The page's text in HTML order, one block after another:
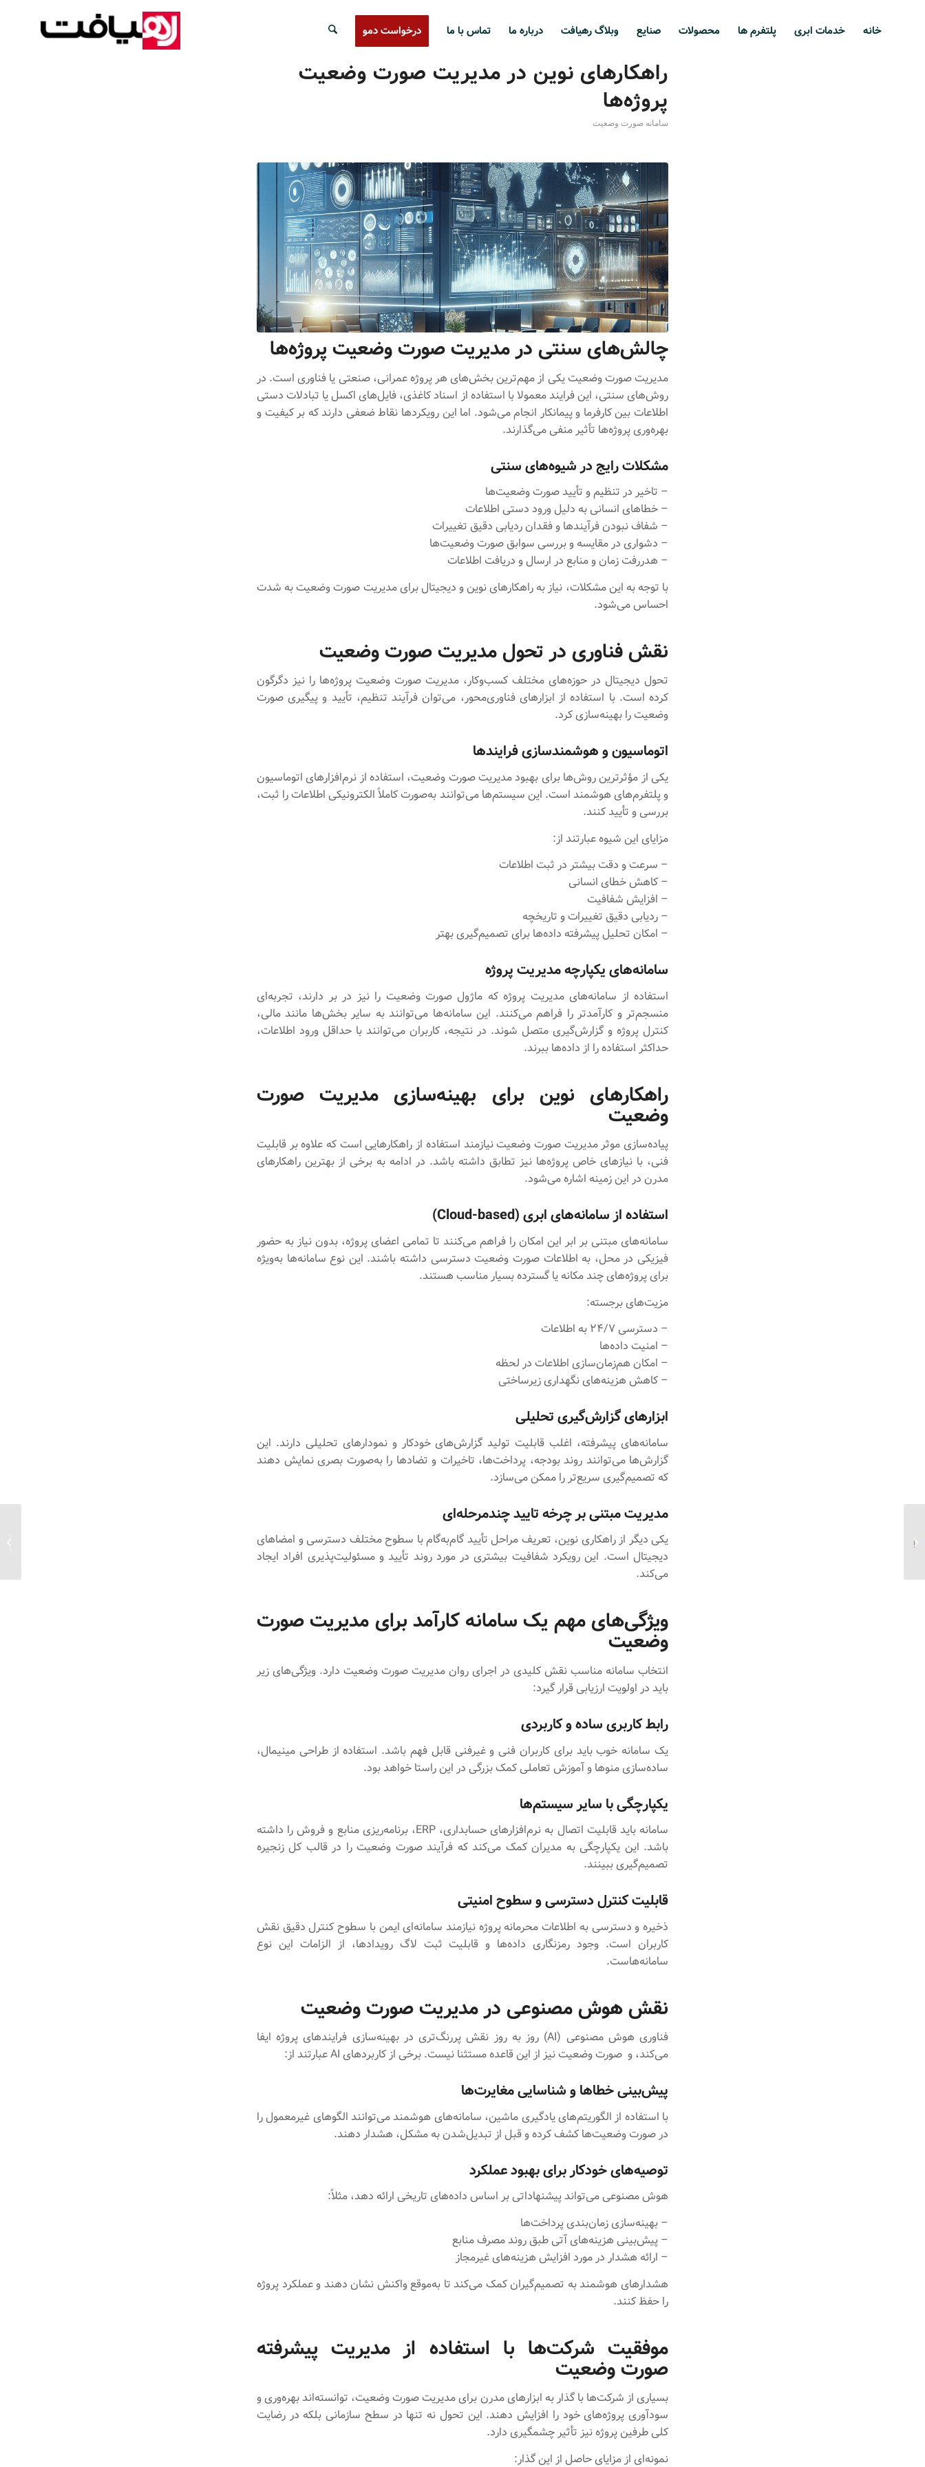
خانه خدمات ابری پلتفرم ها محصولات صنایع وبلاگ رهیافت درباره ما تماس با ما درخواست دمو
راهکارهای نوین در مدیریت صورت وضعیت
پروژه‌ها
سامانه صورت وضعیت
چالش‌های سنتی در مدیریت صورت وضعیت پروژه‌ها
مدیریت صورت وضعیت یکی از مهم‌ترین بخش‌های هر پروژه عمرانی، صنعتی یا فناوری است. در
روش‌های سنتی، این فرایند معمولا با استفاده از اسناد کاغذی، فایل‌های اکسل یا تبادلات دستی
اطلاعات بین کارفرما و پیمانکار انجام می‌شود. اما این رویکردها نقاط ضعفی دارند که بر کیفیت و
بهره‌وری پروژه‌ها تأثیر منفی می‌گذارند.
مشکلات رایج در شیوه‌های سنتی
– تاخیر در تنظیم و تأیید صورت وضعیت‌ها
– خطاهای انسانی به دلیل ورود دستی اطلاعات
– شفاف نبودن فرآیندها و فقدان ردیابی دقیق تغییرات
– دشواری در مقایسه و بررسی سوابق صورت وضعیت‌ها
– هدررفت زمان و منابع در ارسال و دریافت اطلاعات
با توجه به این مشکلات، نیاز به راهکارهای نوین و دیجیتال برای مدیریت صورت وضعیت به شدت
احساس می‌شود.
نقش فناوری در تحول مدیریت صورت وضعیت
تحول دیجیتال در حوزه‌های مختلف کسب‌وکار، مدیریت صورت وضعیت پروژه‌ها را نیز دگرگون
کرده است. با استفاده از ابزارهای فناوری‌محور، می‌توان فرآیند تنظیم، تأیید و پیگیری صورت
وضعیت را بهینه‌سازی کرد.
اتوماسیون و هوشمندسازی فرایندها
یکی از مؤثرترین روش‌ها برای بهبود مدیریت صورت وضعیت، استفاده از نرم‌افزارهای اتوماسیون
و پلتفرم‌های هوشمند است. این سیستم‌ها می‌توانند به‌صورت کاملاً الکترونیکی اطلاعات را ثبت،
بررسی و تأیید کنند.
مزایای این شیوه عبارتند از:
– سرعت و دقت بیشتر در ثبت اطلاعات
– کاهش خطای انسانی
– افزایش شفافیت
– ردیابی دقیق تغییرات و تاریخچه
– امکان تحلیل پیشرفته داده‌ها برای تصمیم‌گیری بهتر
سامانه‌های یکپارچه مدیریت پروژه
استفاده از سامانه‌های مدیریت پروژه که ماژول صورت وضعیت را نیز در بر دارند، تجربه‌ای
منسجم‌تر و کارآمدتر را فراهم می‌کنند. این سامانه‌ها می‌توانند به سایر بخش‌ها مانند مالی،
کنترل پروژه و گزارش‌گیری متصل شوند. در نتیجه، کاربران می‌توانند با حداقل ورود اطلاعات،
حداکثر استفاده را از داده‌ها ببرند.
راهکارهای نوین برای بهینه‌سازی مدیریت صورت
وضعیت
پیاده‌سازی موثر مدیریت صورت وضعیت نیازمند استفاده از راهکارهایی است که علاوه بر قابلیت
فنی، با نیازهای خاص پروژه‌ها نیز تطابق داشته باشد. در ادامه به برخی از بهترین راهکارهای
مدرن در این زمینه اشاره می‌شود.
استفاده از سامانه‌های ابری (Cloud-based)
سامانه‌های مبتنی بر ابر این امکان را فراهم می‌کنند تا تمامی اعضای پروژه، بدون نیاز به حضور
فیزیکی در محل، به اطلاعات صورت وضعیت دسترسی داشته باشند. این نوع سامانه‌ها به‌ویژه
برای پروژه‌های چند مکانه یا گسترده بسیار مناسب هستند.
مزیت‌های برجسته:
– دسترسی ۲۴/۷ به اطلاعات
– امنیت داده‌ها
– امکان هم‌زمان‌سازی اطلاعات در لحظه
– کاهش هزینه‌های نگهداری زیرساختی
ابزارهای گزارش‌گیری تحلیلی
سامانه‌های پیشرفته، اغلب قابلیت تولید گزارش‌های خودکار و نمودارهای تحلیلی دارند. این
گزارش‌ها می‌توانند روند بودجه، پرداخت‌ها، تاخیرات و تضادها را به‌صورت بصری نمایش دهند
که تصمیم‌گیری سریع‌تر را ممکن می‌سازد.
مدیریت مبتنی بر چرخه تایید چندمرحله‌ای
یکی دیگر از راهکاری نوین، تعریف مراحل تأیید گام‌به‌گام با سطوح مختلف دسترسی و امضاهای
دیجیتال است. این رویکرد شفافیت بیشتری در مورد روند تأیید و مسئولیت‌پذیری افراد ایجاد
می‌کند.
ویژگی‌های مهم یک سامانه کارآمد برای مدیریت صورت
وضعیت
انتخاب سامانه مناسب نقش کلیدی در اجرای روان مدیریت صورت وضعیت دارد. ویژگی‌های زیر
باید در اولویت ارزیابی قرار گیرد:
رابط کاربری ساده و کاربردی
یک سامانه خوب باید برای کاربران فنی و غیرفنی قابل فهم باشد. استفاده از طراحی مینیمال،
ساده‌سازی منوها و آموزش تعاملی کمک بزرگی در این راستا خواهد بود.
یکپارچگی با سایر سیستم‌ها
سامانه باید قابلیت اتصال به نرم‌افزارهای حسابداری، ERP، برنامه‌ریزی منابع و فروش را داشته
باشد. این یکپارچگی به مدیران کمک می‌کند که فرآیند صورت وضعیت را در قالب کل زنجیره
تصمیم‌گیری ببینند.
قابلیت کنترل دسترسی و سطوح امنیتی
ذخیره و دسترسی به اطلاعات محرمانه پروژه نیازمند سامانه‌ای ایمن با سطوح کنترل دقیق نقش
کاربران است. وجود رمزنگاری داده‌ها و قابلیت ثبت لاگ رویدادها، از الزامات این نوع
سامانه‌هاست.
نقش هوش مصنوعی در مدیریت صورت وضعیت
فناوری هوش مصنوعی (AI) روز به روز نقش پررنگ‌تری در بهینه‌سازی فرایندهای پروژه ایفا
می‌کند، و صورت وضعیت نیز از این قاعده مستثنا نیست. برخی از کاربردهای AI عبارتند از:
پیش‌بینی خطاها و شناسایی مغایرت‌ها
با استفاده از الگوریتم‌های یادگیری ماشین، سامانه‌های هوشمند می‌توانند الگوهای غیرمعمول را
در صورت وضعیت‌ها کشف کرده و قبل از تبدیل‌شدن به مشکل، هشدار دهند.
توصیه‌های خودکار برای بهبود عملکرد
هوش مصنوعی می‌تواند پیشنهاداتی بر اساس داده‌های تاریخی ارائه دهد، مثلاً:
– بهینه‌سازی زمان‌بندی پرداخت‌ها
– پیش‌بینی هزینه‌های آتی طبق روند مصرف منابع
– ارائه هشدار در مورد افزایش هزینه‌های غیرمجاز
هشدارهای هوشمند به تصمیم‌گیران کمک می‌کند تا به‌موقع واکنش نشان دهند و عملکرد پروژه
را حفظ کنند.
موفقیت شرکت‌ها با استفاده از مدیریت پیشرفته
صورت وضعیت
بسیاری از شرکت‌ها با گذار به ابزارهای مدرن برای مدیریت صورت وضعیت، توانسته‌اند بهره‌وری و
سودآوری پروژه‌های خود را افزایش دهند. این تحول نه تنها در سطح سازمانی بلکه در رضایت
کلی طرفین پروژه نیز تأثیر چشمگیری دارد.
نمونه‌ای از مزایای حاصل از این گذار: